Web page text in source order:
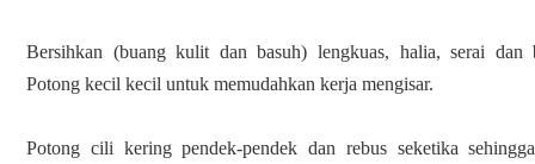
Bersihkan (buang kulit dan basuh) lengkuas, halia, serai dan
Potong kecil kecil untuk memudahkan kerja mengisar.
Potong cili kering pendek-pendek dan rebus seketika